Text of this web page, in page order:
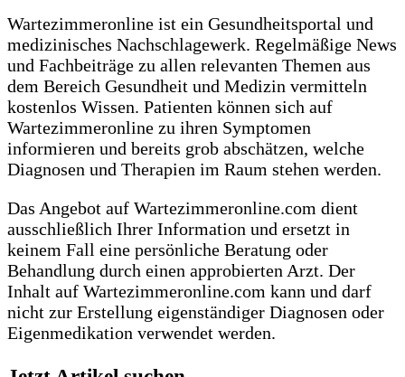
Wartezimmeronline ist ein Gesundheitsportal und
medizinisches Nachschlagewerk. Regelmäßige News
und Fachbeiträge zu allen relevanten Themen aus
dem Bereich Gesundheit und Medizin vermitteln
kostenlos Wissen. Patienten können sich auf
Wartezimmeronline zu ihren Symptomen
informieren und bereits grob abschätzen, welche
Diagnosen und Therapien im Raum stehen werden.
Das Angebot auf Wartezimmeronline.com dient
ausschließlich Ihrer Information und ersetzt in
keinem Fall eine persönliche Beratung oder
Behandlung durch einen approbierten Arzt. Der
Inhalt auf Wartezimmeronline.com kann und darf
nicht zur Erstellung eigenständiger Diagnosen oder
Eigenmedikation verwendet werden.